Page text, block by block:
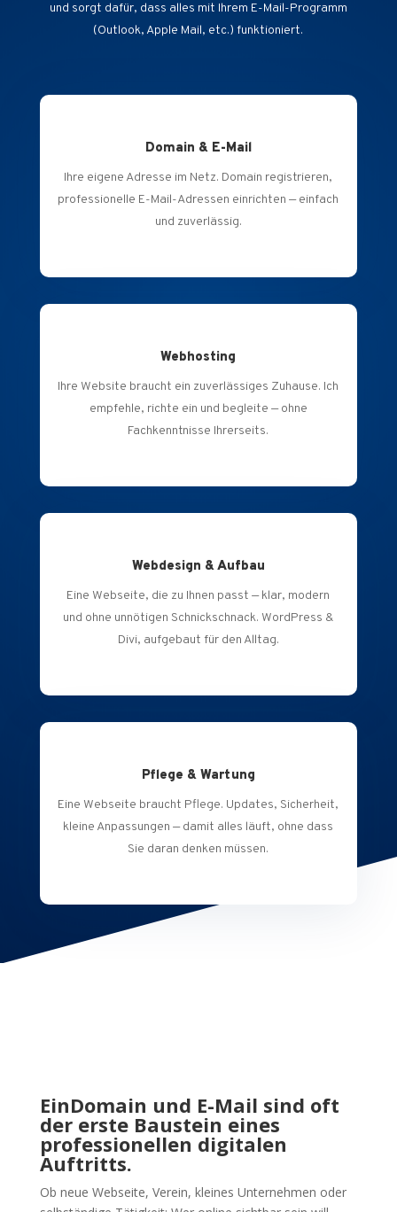
und sorgt dafür, dass alles mit Ihrem E-Mail-Programm
(Outlook, Apple Mail, etc.) funktioniert.
Domain & E-Mail
Ihre eigene Adresse im Netz. Domain registrieren,
professionelle E-Mail-Adressen einrichten — einfach
und zuverlässig.
Webhosting
Ihre Website braucht ein zuverlässiges Zuhause. Ich
empfehle, richte ein und begleite — ohne
Fachkenntnisse Ihrerseits.
Webdesign & Aufbau
Eine Webseite, die zu Ihnen passt — klar, modern
und ohne unnötigen Schnickschnack. WordPress &
Divi, aufgebaut für den Alltag.
Pflege & Wartung
Eine Webseite braucht Pflege. Updates, Sicherheit,
kleine Anpassungen — damit alles läuft, ohne dass
Sie daran denken müssen.
EinDomain und E-Mail sind oft
der erste Baustein eines
professionellen digitalen
Auftritts.
Ob neue Webseite, Verein, kleines Unternehmen oder